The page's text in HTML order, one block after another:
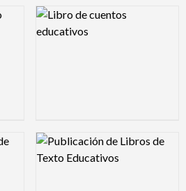
Logo Preview Image
Logo Preview Image